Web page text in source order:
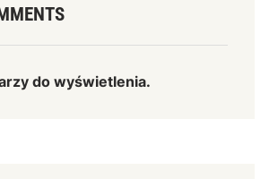
do wyświetlenia.